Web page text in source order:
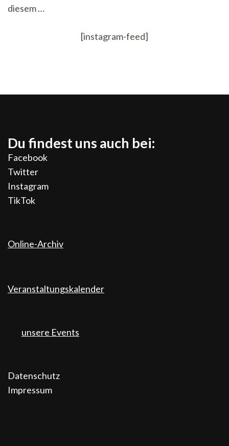
diesem …
[instagram-feed]
Du findest uns auch bei:
Facebook
Twitter
Instagram
TikTok
Online-Archiv
Veranstaltungskalender
unsere Events
Datenschutz
Impressum